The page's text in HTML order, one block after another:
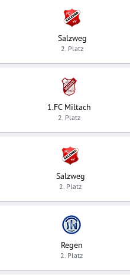
Salzweg
2. Platz
1.FC Miltach
2. Platz
Salzweg
2. Platz
Regen
2. Platz